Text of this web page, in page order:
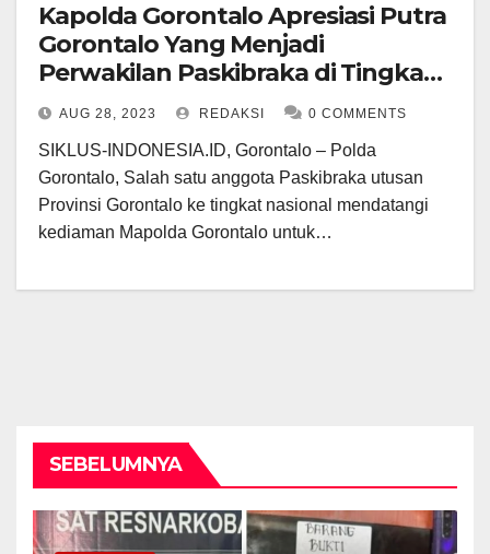
Kapolda Gorontalo Apresiasi Putra
Gorontalo Yang Menjadi
Perwakilan Paskibraka di Tingkat
Nasional
AUG 28, 2023 REDAKSI 0 COMMENTS
SIKLUS-INDONESIA.ID, Gorontalo – Polda
Gorontalo, Salah satu anggota Paskibraka utusan
Provinsi Gorontalo ke tingkat nasional mendatangi
kediaman Mapolda Gorontalo untuk…
SEBELUMNYA